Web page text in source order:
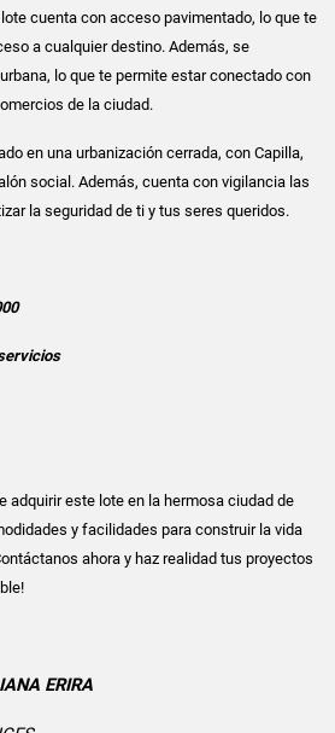
cuenta con acceso pavimentado, lo que te
a cualquier destino. Además, se
lo que te permite estar conectado con
de la ciudad.
en una urbanización cerrada, con Capilla,
social. Además, cuenta con vigilancia las
la seguridad de ti y tus seres queridos.
adquirir este lote en la hermosa ciudad de
y facilidades para construir la vida
ahora y haz realidad tus proyectos
ERIRA